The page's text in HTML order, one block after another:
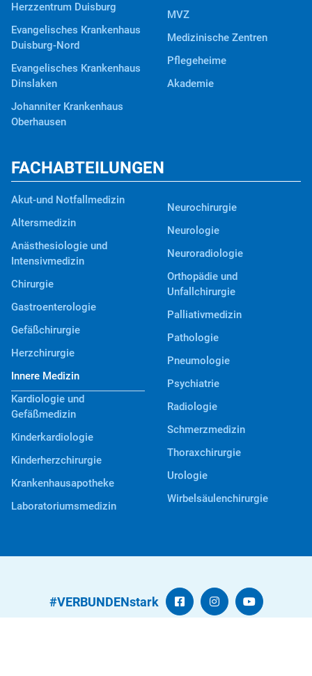
Herzzentrum Duisburg
Evangelisches Krankenhaus
Duisburg-Nord
Evangelisches Krankenhaus
Dinslaken
Johanniter Krankenhaus
Oberhausen
MVZ
Medizinische Zentren
Pflegeheime
Akademie
FACHABTEILUNGEN
Akut-und Notfallmedizin
Altersmedizin
Anästhesiologie und
Intensivmedizin
Chirurgie
Gastroenterologie
Gefäßchirurgie
Herzchirurgie
Innere Medizin
Kardiologie und
Gefäßmedizin
Kinderkardiologie
Kinderherzchirurgie
Krankenhausapotheke
Laboratoriumsmedizin
Neurochirurgie
Neurologie
Neuroradiologie
Orthopädie und
Unfallchirurgie
Palliativmedizin
Pathologie
Pneumologie
Psychiatrie
Radiologie
Schmerzmedizin
Thoraxchirurgie
Urologie
Wirbelsäulenchirurgie
#VERBUNDENstark